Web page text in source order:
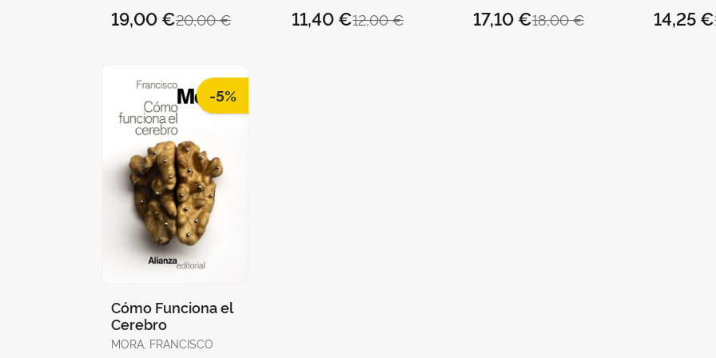
Retrosintético)
AMPARO /
20,00 €
19,00 €
MUÑOZ, JUAN C. /
12,00 €
11,40 € 18,00 €
17,10 €
RAMÓN
14,25 €
-5%
Cómo Funciona el
Cerebro
MORA, FRANCISCO